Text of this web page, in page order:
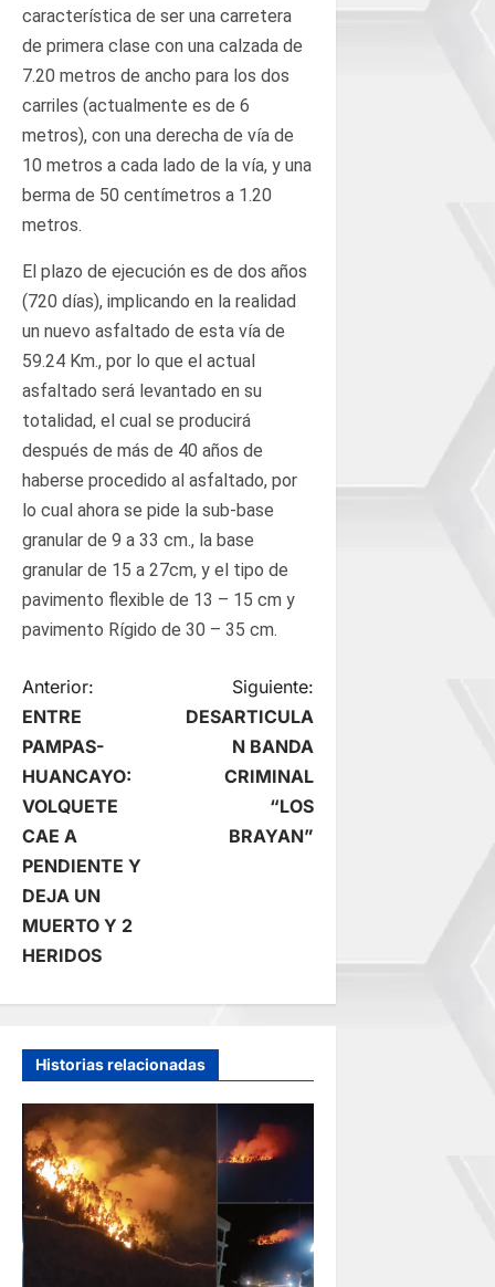
característica de ser una carretera
de primera clase con una calzada de
7.20 metros de ancho para los dos
carriles (actualmente es de 6
metros), con una derecha de vía de
10 metros a cada lado de la vía, y una
berma de 50 centímetros a 1.20
metros.
El plazo de ejecución es de dos años
(720 días), implicando en la realidad
un nuevo asfaltado de esta vía de
59.24 Km., por lo que el actual
asfaltado será levantado en su
totalidad, el cual se producirá
después de más de 40 años de
haberse procedido al asfaltado, por
lo cual ahora se pide la sub-base
granular de 9 a 33 cm., la base
granular de 15 a 27cm, y el tipo de
pavimento flexible de 13 – 15 cm y
pavimento Rígido de 30 – 35 cm.
N
a
v
e
g
a
c
i
ó
n
d
e
Anterior:
ENTRE
PAMPAS-
HUANCAYO:
VOLQUETE
CAE A
PENDIENTE Y
DEJA UN
MUERTO Y 2
HERIDOS
Siguiente:
DESARTICULA
N BANDA
CRIMINAL
“LOS
BRAYAN”
Historias relacionadas